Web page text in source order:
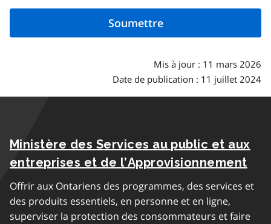
Mis à jour : 11 mars 2026
Date de publication : 11 juillet 2024
Ministère des Services au public et aux
entreprises et de l’Approvisionnement
Offrir aux Ontariens des programmes, des services et
des produits essentiels, en personne et en ligne,
superviser la protection des consommateurs et faire